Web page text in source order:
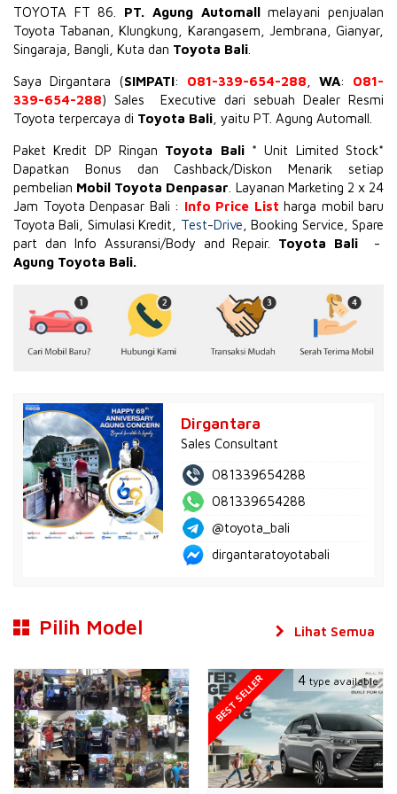
TOYOTA FT 86 PT. Agung Automallmelayani penjualan
Toyota Tabanan, Klungkung, Karangasem, Jembrana, Gianyar,
Singaraja, Bangli, Kuta dan Toyota Bali
Saya Dirgantara (SIMPATI: 081-339-654-288 WA: 081-
339-654-288) Sales Executive dari sebuah Dealer Resmi
Toyota terpercaya di Toyota Bali , yaitu PT. Agung Automall.
Paket Kredit DP Ringan Toyota Bali * Unit Limited Stock*
Dapatkan Bonus dan Cashback/Diskon Menarik setiap
pembelian Mobil Toyota Denpasar . Layanan Marketing 2 x 24
Jam Toyota Denpasar Bali : Info Price List harga mobil baru
Toyota Bali, Simulasi Kredit, Test-Drive , Booking Service, Spare
part dan Info Assuransi/Body and Repair. Toyota Bali -
Agung Toyota Bali.
Dirgantara
Sales Consultant
081339654288
081339654288
@toyota_bali
dirgantaratoyotabali
Pilih Model
BEST SELLER 4 type available
Lihat Semua